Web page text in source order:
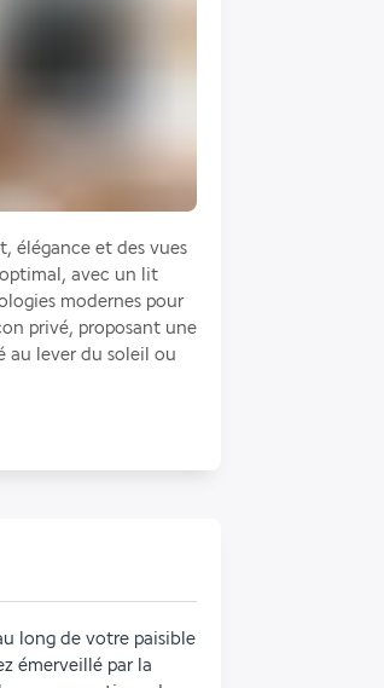
élégance et des vues
avec un lit
modernes pour
privé, proposant une
au lever du soleil ou
long de votre paisible
émerveillé par la